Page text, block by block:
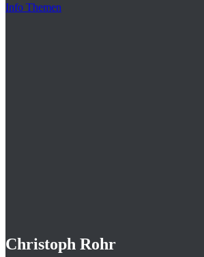
Info Themen
Christoph Rohr